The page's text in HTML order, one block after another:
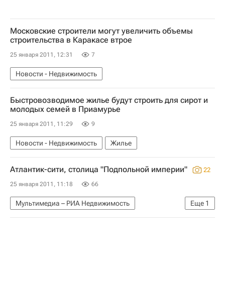
Московские строители могут увеличить объемы
строительства в Каракасе втрое
25 января 2011, 12:31 7
Новости - Недвижимость
Быстровозводимое жилье будут строить для сирот и
молодых семей в Приамурье
25 января 2011, 11:29 9
Новости - Недвижимость Жилье
Атлантик-сити, столица "Подпольной империи" 22
25 января 2011, 11:18 66
Еще 1
Мультимедиа – РИА Недвижимость
Мультимедиа